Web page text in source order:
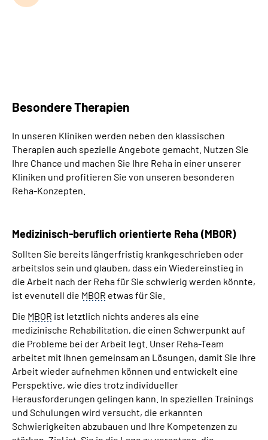
Besondere Therapien
In unseren Kliniken werden neben den klassischen
Therapien auch spezielle Angebote gemacht. Nutzen Sie
Ihre Chance und machen Sie Ihre Reha in einer unserer
Kliniken und profitieren Sie von unseren besonderen
Reha-Konzepten.
Medizinisch-beruflich orientierte Reha (MBOR)
Sollten Sie bereits längerfristig krankgeschrieben oder
arbeitslos sein und glauben, dass ein Wiedereinstieg in
die Arbeit nach der Reha für Sie schwierig werden könnte,
ist evenutell die MBOR etwas für Sie.
Die MBOR ist letztlich nichts anderes als eine
medizinische Rehabilitation, die einen Schwerpunkt auf
die Probleme bei der Arbeit legt. Unser Reha-Team
arbeitet mit Ihnen gemeinsam an Lösungen, damit Sie Ihre
Arbeit wieder aufnehmen können und entwickelt eine
Perspektive, wie dies trotz individueller
Herausforderungen gelingen kann. In speziellen Trainings
und Schulungen wird versucht, die erkannten
Schwierigkeiten abzubauen und Ihre Kompetenzen zu